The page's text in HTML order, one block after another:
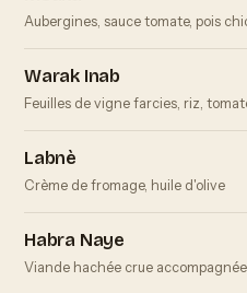
Aubergines, sauce tomate, pois
Warak Inab
Feuilles de vigne farcies, riz,
Labnè
Crème de fromage, huile d'olive
Habra Naye
Viande hachée crue accompagnée